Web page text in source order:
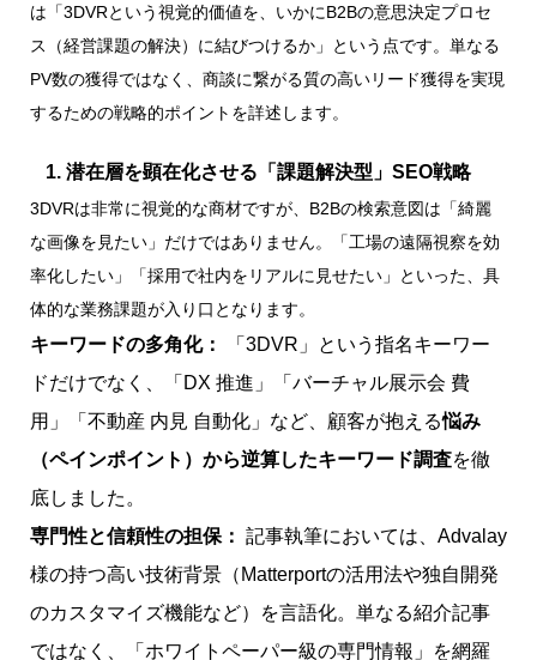
は「3DVRという視覚的価値を、いかにB2Bの意思決定プロセ
ス（経営課題の解決）に結びつけるか」という点です。単なる
PV数の獲得ではなく、商談に繋がる質の高いリード獲得を実現
するための戦略的ポイントを詳述します。
1. 潜在層を顕在化させる「課題解決型」SEO戦略
3DVRは非常に視覚的な商材ですが、B2Bの検索意図は「綺麗
な画像を見たい」だけではありません。「工場の遠隔視察を効
率化したい」「採用で社内をリアルに見せたい」といった、具
体的な業務課題が入り口となります。
キーワードの多角化：
「3DVR」という指名キーワー
ドだけでなく、「DX 推進」「バーチャル展示会 費
用」「不動産 内見 自動化」など、顧客が抱える悩み
（ペインポイント）から逆算したキーワード調査を徹
底しました。
専門性と信頼性の担保： 記事執筆においては、Advalay
様の持つ高い技術背景（Matterportの活用法や独自開発
のカスタマイズ機能など）を言語化。単なる紹介記事
ではなく、「ホワイトペーパー級の専門情報」を網羅